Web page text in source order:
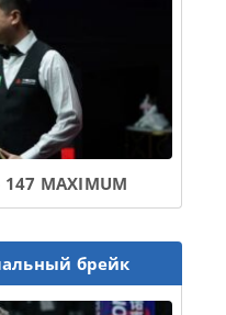
MAXIMUM
брейк